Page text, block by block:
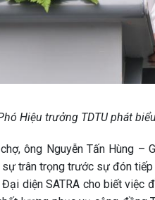
Hiệu trưởng TDTU phát
ông Nguyễn Tấn Hùng –
trân trọng trước sự đón
diện SATRA cho biết việc